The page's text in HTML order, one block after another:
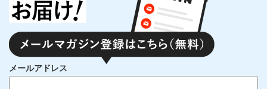
メールアドレス